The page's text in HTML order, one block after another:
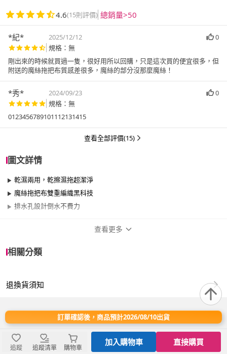
4.6(15則評價) 總銷量>50
*紀* 2025/12/12
0
規格：無
剛出來的時候就買過一隻，很好用所以回購，只是這次買的便宜很多，但
附送的魔絲拖把布質感差很多，魔絲的部分沒那麼魔絲！
*秀* 2024/09/23
0
規格：無
0123456789101112131415
查看全部評價(15)
圖文詳情
乾濕兩用，乾擦濕拖超潔淨
魔絲拖把布雙重編織黑科技
排水孔設計倒水不費力
→拖把桶 尺寸：22 x 21.5 x 37 cm / 材質：PP（聚丙烯）/ 容
量：2.6L
→拖把桿 尺寸：133cm（四節）~161cm（五節），可依需求調
節長度 / 材質：201不鏽鋼
查看更多
相關分類
退換貨須知
訂單確認後，商品預計2026/08/10出貨
追蹤 追蹤清單 購物車
加入購物車 直接購買